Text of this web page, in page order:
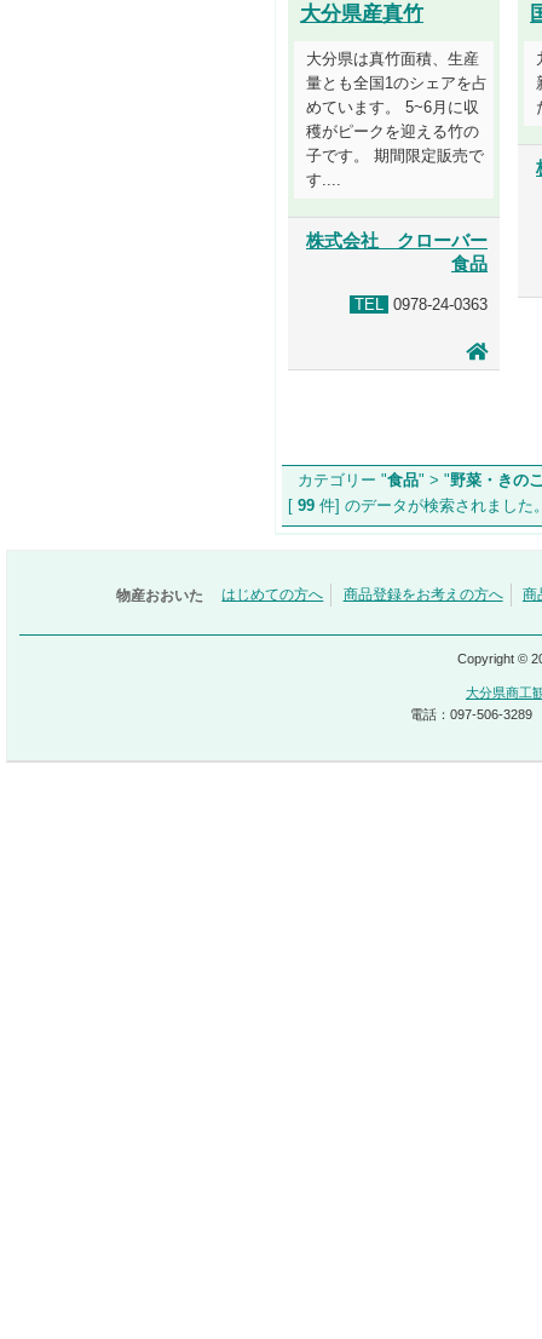
大分県産真竹
大分県は真竹面積、生産
量とも全国1のシェアを占
めています。 5~6月に収
穫がピークを迎える竹の
子です。 期間限定販売で
す....
株式会社 クローバー
食品
TEL 0978-24-0363
カテゴリー "食品" > "野菜・きの
[ 99 件] のデータが検索されま
物産おおいた はじめての方へ 商品登録をお考えの方へ 商
Copyright ©
大分県商工
電話：097-506-